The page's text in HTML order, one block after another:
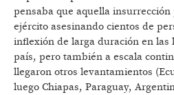
pensaba que aquella
ejército asesinando cientos de
inflexión de larga duración en las
país, pero también a escala
llegaron otros levantamientos
luego Chiapas, Paraguay,